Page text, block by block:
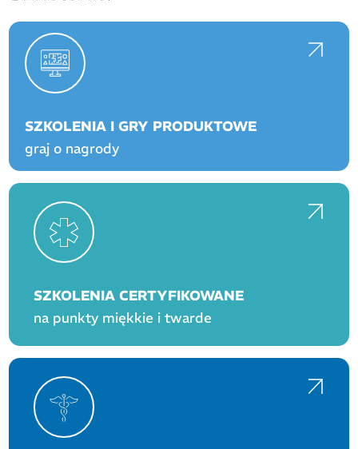
SZKOLENIA I GRY PRODUKTOWE
graj o nagrody
SZKOLENIA CERTYFIKOWANE
na punkty miękkie i twarde